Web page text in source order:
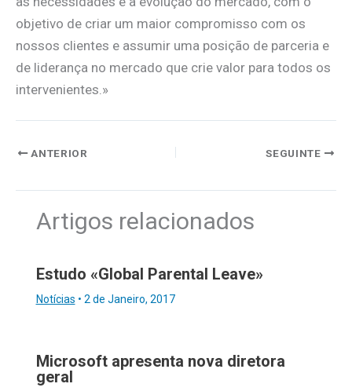
objetivo de criar um maior compromisso com os
nossos clientes e assumir uma posição de parceria e
de liderança no mercado que crie valor para todos os
intervenientes.»
ANTERIOR SEGUINTE
Artigos relacionados
Estudo «Global Parental Leave»
Notícias • 2 de Janeiro, 2017
Microsoft apresenta nova diretora
geral